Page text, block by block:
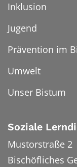
Inklusion
Jugend
Prävention im
Umwelt
Unser Bistum
Soziale
Mustorstraße 2
Bischöfliches